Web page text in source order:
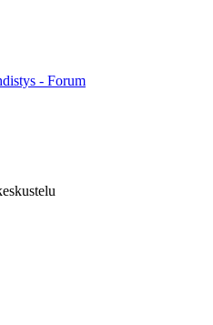
- Forum